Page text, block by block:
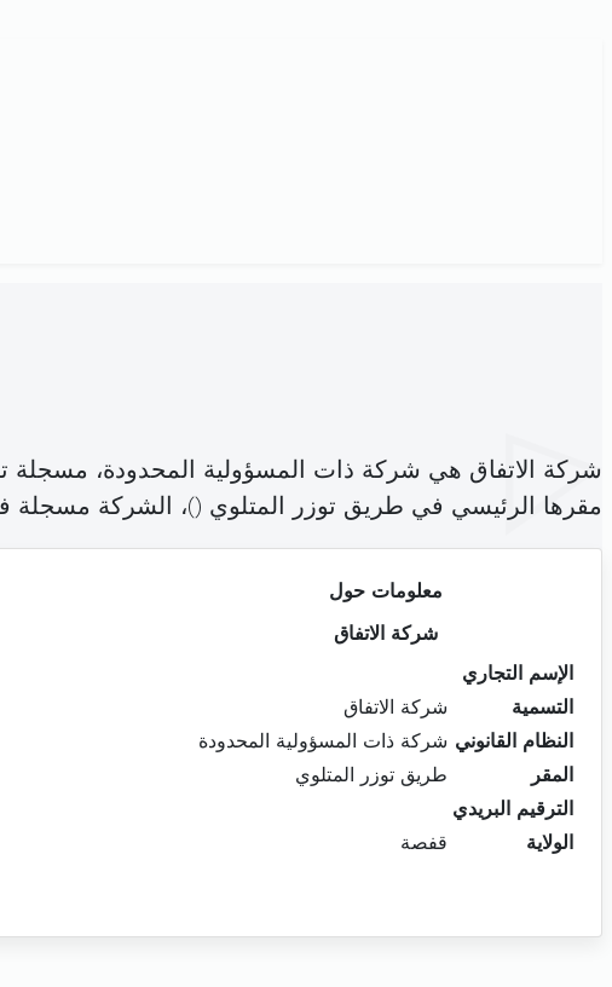
شركة الاتفاق هي شركة ذات المسؤولية المحدودة، مسجلة
مقرها الرئيسي في طريق توزر المتلوي ()، الشركة مسجلة
معلومات حول
شركة الاتفاق
الإسم التجاري
التسمية
شركة الاتفاق
النظام القانوني شركة ذات المسؤولية المحدودة
المقر
طريق توزر المتلوي
الترقيم البريدي
الولاية
قفصة